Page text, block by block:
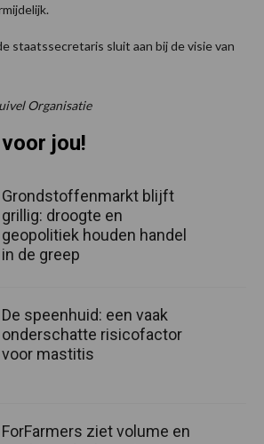
staatssecretaris sluit aan bij de visie van
Organisatie
jou!
Grondstoffenmarkt blijft
grillig: droogte en
geopolitiek houden handel
in de greep
De speenhuid: een vaak
onderschatte risicofactor
voor mastitis
ForFarmers ziet volume en